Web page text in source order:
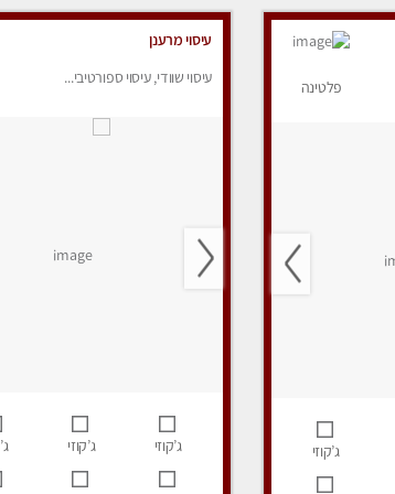
פלטינה
ג’קוזי
עיסוי מרענן
עיסוי שוודי, עיסוי ספורטיבי...
ג’קוזי ג’קוזי